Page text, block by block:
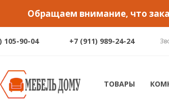
Обращаем внимание, что
105-90-04 +7 (911) 989-24-24
ТОВАРЫ